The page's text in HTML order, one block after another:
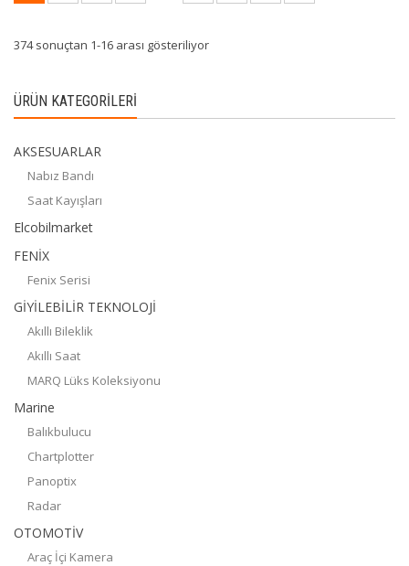
374 sonuçtan 1-16 arası gösteriliyor
ÜRÜN KATEGORILERI
AKSESUARLAR
Nabız Bandı
Saat Kayışları
Elcobilmarket
FENİX
Fenix Serisi
GİYİLEBİLİR TEKNOLOJİ
Akıllı Bileklik
Akıllı Saat
MARQ Lüks Koleksiyonu
Marine
Balıkbulucu
Chartplotter
Panoptix
Radar
OTOMOTİV
Araç İçi Kamera